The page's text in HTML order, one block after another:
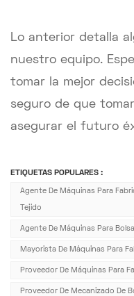
Lo anterior detalla
nuestro equipo.
tomar la mejor
seguro de que
asegurar el futuro
ETIQUETAS POPULARES :
Agente De Máquinas Para
Tejido
Agente De Máquinas Para
Mayorista De Máquinas Para
Proveedor De Máquinas Para
Proveedor De Mecanizado De